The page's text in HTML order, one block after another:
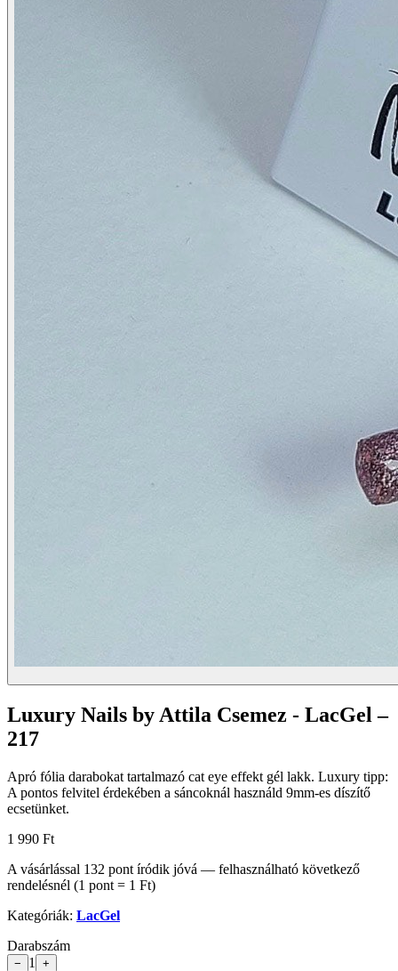
Luxury Nails by Attila Csemez - LacGel –
217
Apró fólia darabokat tartalmazó cat eye effekt gél lakk. Luxury tipp:
A pontos felvitel érdekében a sáncoknál használd 9mm-es díszítő
ecsetünket.
1 990 Ft
A vásárlással 132 pont íródik jóvá — felhasználható következő
rendelésnél (1 pont = 1 Ft)
Kategóriák: LacGel
Darabszám
− 1
+